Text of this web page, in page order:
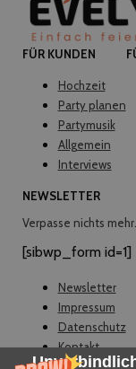
FÜR KUNDEN
Hochzeit
Party planen
Partymusik
Allgemein
Interviews
NEWSLETTER
Verpasse nichts mehr.
[sibwp_form id=1]
Newsletter
Impressum
Datenschutz
Kontakt